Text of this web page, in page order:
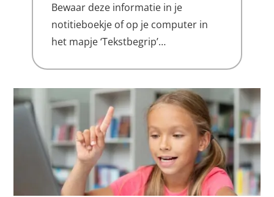
Bewaar deze informatie in je
notitieboekje of op je computer in
het mapje ‘Tekstbegrip’…